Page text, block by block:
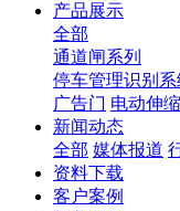
产品展示
全部
通道闸系列
停车管理识别系
广告门 电动伸
新闻动态
全部 媒体报道
资料下载
客户案例